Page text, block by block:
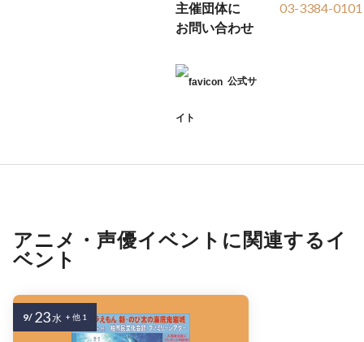
主催団体に
お問い合わせ
03-3384-0101
公式サ
イト
アニメ・声優イベントに関連するイ
ベント
9/ 23水 + 他 1